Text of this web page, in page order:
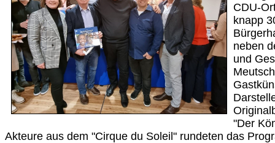
CDU-
knapp
neben
und
"Der
Akteure aus dem "Cirque du Soleil" rundeten das